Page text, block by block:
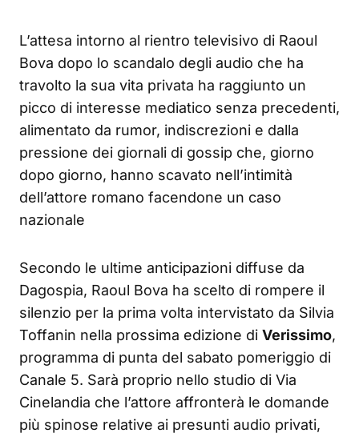
L’attesa intorno al rientro televisivo di Raoul
Bova dopo lo scandalo degli audio che ha
travolto la sua vita privata ha raggiunto un
picco di interesse mediatico senza precedenti,
alimentato da rumor, indiscrezioni e dalla
pressione dei giornali di gossip che, giorno
dopo giorno, hanno scavato nell’intimità
dell’attore romano facendone un caso
nazionale
Secondo le ultime anticipazioni diffuse da
Dagospia, Raoul Bova ha scelto di rompere il
silenzio per la prima volta intervistato da Silvia
Toffanin nella prossima edizione di Verissimo,
programma di punta del sabato pomeriggio di
Canale 5. Sarà proprio nello studio di Via
Cinelandia che l’attore affronterà le domande
più spinose relative ai presunti audio privati,